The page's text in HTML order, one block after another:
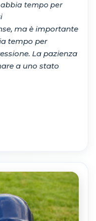
tempo per
ma è importante
tempo per
La pazienza
a uno stato